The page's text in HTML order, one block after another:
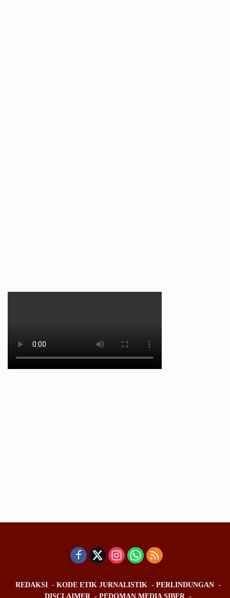
REDAKSI KODE ETIK JURNALISTIK
PERLINDUNGAN
DISCLAIMER
PEDOMAN MEDIA SIBER